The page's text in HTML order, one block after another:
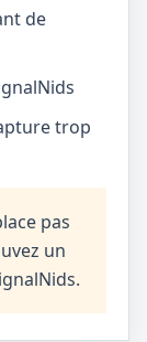
de
trop
pas
un